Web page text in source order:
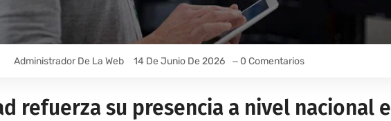
Administrador De La Web 14 De Junio De 2026 0 Comentarios
refuerza su presencia a nivel nacional e